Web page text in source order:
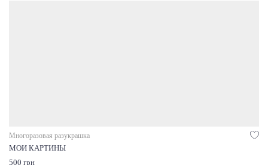
Многоразовая разукрашка
МОИ КАРТИНЫ
500 грн